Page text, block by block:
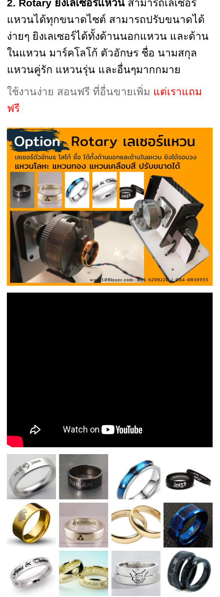
2. Rotary ยิงเลเซอร์แหวน สามารถเลเซอร์
แหวนได้ทุกขนาดไซต์ สามารถปรับขนาดได้
ง่ายๆ ยิงเลเซอร์ได้ทั้งด้านนอกแหวน และด้าน
ในแหวน มาร์คโลโก้ ตัวอักษร ชื่อ นามสกุล
แหวนคู่รัก แหวนรุ่น และอื่นๆมากกมาย
ใช้งานง่าย สอนฟรี ที่อื่นขายเพิ่ม แต่เราแถม
ฟรี